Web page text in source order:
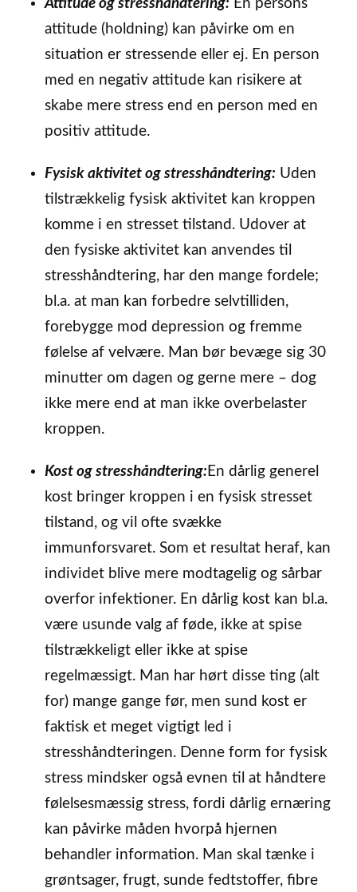
Attitude og stresshåndtering: En persons
attitude (holdning) kan påvirke om en
situation er stressende eller ej. En person
med en negativ attitude kan risikere at
skabe mere stress end en person med en
positiv attitude.
Fysisk aktivitet og stresshåndtering: Uden
tilstrækkelig fysisk aktivitet kan kroppen
komme i en stresset tilstand. Udover at
den fysiske aktivitet kan anvendes til
stresshåndtering, har den mange fordele;
bl.a. at man kan forbedre selvtilliden,
forebygge mod depression og fremme
følelse af velvære. Man bør bevæge sig 30
minutter om dagen og gerne mere – dog
ikke mere end at man ikke overbelaster
kroppen.
Kost og stresshåndtering: En dårlig generel
kost bringer kroppen i en fysisk stresset
tilstand, og vil ofte svække
immunforsvaret. Som et resultat heraf, kan
individet blive mere modtagelig og sårbar
overfor infektioner. En dårlig kost kan bl.a.
være usunde valg af føde, ikke at spise
tilstrækkeligt eller ikke at spise
regelmæssigt. Man har hørt disse ting (alt
for) mange gange før, men sund kost er
faktisk et meget vigtigt led i
stresshåndteringen. Denne form for fysisk
stress mindsker også evnen til at håndtere
følelsesmæssig stress, fordi dårlig ernæring
kan påvirke måden hvorpå hjernen
behandler information. Man skal tænke i
grøntsager, frugt, sunde fedtstoffer, fibre